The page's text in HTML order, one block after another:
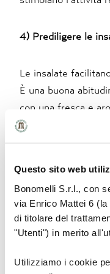
Questo sito web
Bonomelli S.r.l., con
via Enrico Mattei 6
di titolare del
"Utenti") in merito
Utilizziamo i cookie
4) Prediligere le
Le insalate
È una buona
con una fresca e
selvatiche provate,
dall’organismo
urinario. L’acetosa,
di ferro, vitamina C
drenanti, digestive,
secrezione della